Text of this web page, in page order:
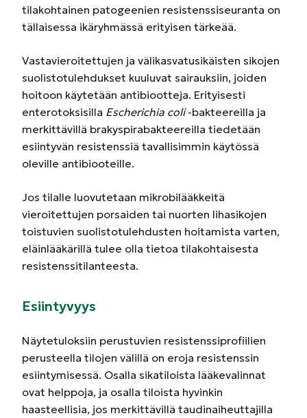
tilakohtainen patogeenien resistenssiseuranta on
tällaisessa ikäryhmässä erityisen tärkeää.
Vastavieroitettujen ja välikasvatusikäisten sikojen
suolistotulehdukset kuuluvat sairauksiin, joiden
hoitoon käytetään antibiootteja. Erityisesti
enterotoksisilla Escherichia coli-bakteereilla ja
merkittävillä brakyspirabakteereilla tiedetään
esiintyvän resistenssiä tavallisimmin käytössä
oleville antibiooteille.
Jos tilalle luovutetaan mikrobilääkkeitä
vieroitettujen porsaiden tai nuorten lihasikojen
toistuvien suolistotulehdusten hoitamista varten,
eläinlääkärillä tulee olla tietoa tilakohtaisesta
resistenssitilanteesta.
Esiintyvyys
Näytetuloksiin perustuvien resistenssiprofiilien
perusteella tilojen välillä on eroja resistenssin
esiintymisessä. Osalla sikatiloista lääkevalinnat
ovat helppoja, ja osalla tiloista hyvinkin
haasteellisia, jos merkittävillä taudinaiheuttajilla